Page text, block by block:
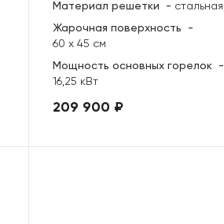
Материал решетки
- стальная
Жарочная поверхность
-
60 х 45 см
Мощность основных горелок
-
16,25 кВт
209 900 ₽